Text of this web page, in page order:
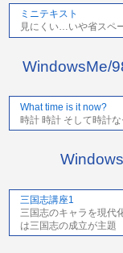
ミニテキスト
見にくい…いや省スペ
WindowsMe/
What time is it now?
時計 時計 そして時計
三国志講座1
三国志のキャラを現代
は三国志の成立が主題